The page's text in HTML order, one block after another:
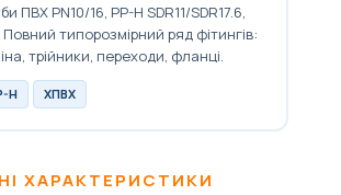
ПВХ PN10/16, PP-H SDR11/SDR17.6,
типорозмірний ряд фітингів:
трійники, переходи, фланці.
H ХПВХ
ХАРАКТЕРИСТИКИ